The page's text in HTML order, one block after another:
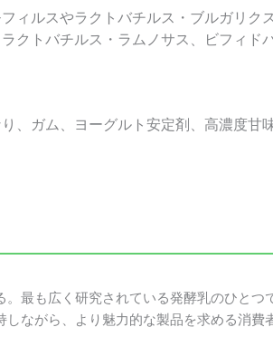
ィルスやラクトバチルス・ブルガリク
クトバチルス・ラムノサス、ビフィド
、ガム、ヨーグルト安定剤、高濃度甘
最も広く研究されている発酵乳のひとつ
ながら、より魅力的な製品を求める消費